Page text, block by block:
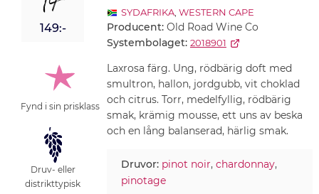
149:-
Fynd i sin prisklass
Druv- eller
distrikttypisk
SYDAFRIKA, WESTERN CAPE
Producent: Old Road Wine Co
Systembolaget: 2018901
Laxrosa färg. Ung, rödbärig doft med
smultron, hallon, jordgubb, vit choklad
och citrus. Torr, medelfyllig, rödbärig
smak, krämig mousse, ett uns av beska
och en lång balanserad, härlig smak.
Druvor: pinot noir, chardonnay,
pinotage